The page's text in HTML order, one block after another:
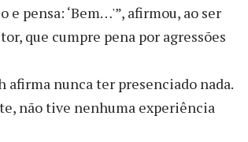
e pensa: ‘Bem…'”, afirmou, ao ser
que cumpre pena por agressões
afirma nunca ter presenciado nada.
não tive nenhuma experiência